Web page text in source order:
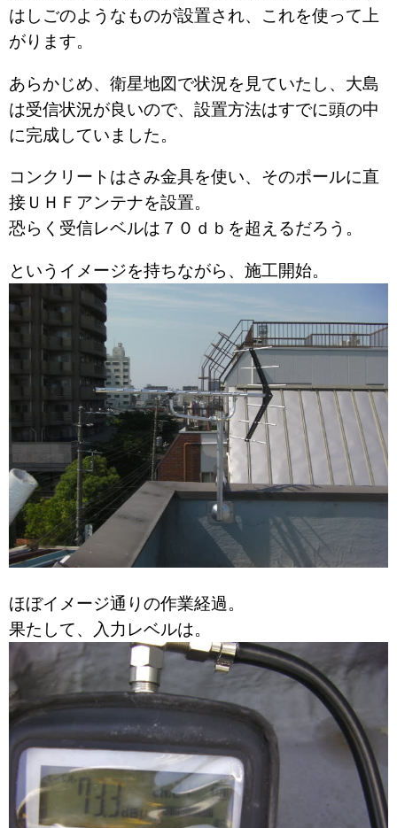
はしごのようなものが設置され、これを使って上
がります。
あらかじめ、衛星地図で状況を見ていたし、大島
は受信状況が良いので、設置方法はすでに頭の中
に完成していました。
コンクリートはさみ金具を使い、そのポールに直
接ＵＨＦアンテナを設置。
恐らく受信レベルは７０ｄｂを超えるだろう。
というイメージを持ちながら、施工開始。
ほぼイメージ通りの作業経過。
果たして、入力レベルは。